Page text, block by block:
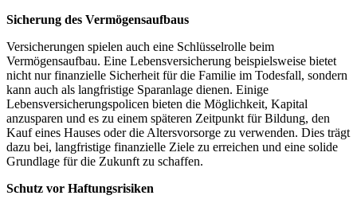
Sicherung des Vermögensaufbaus
Versicherungen spielen auch eine Schlüsselrolle beim
Vermögensaufbau. Eine Lebensversicherung beispielsweise bietet
nicht nur finanzielle Sicherheit für die Familie im Todesfall, sondern
kann auch als langfristige Sparanlage dienen. Einige
Lebensversicherungspolicen bieten die Möglichkeit, Kapital
anzusparen und es zu einem späteren Zeitpunkt für Bildung, den
Kauf eines Hauses oder die Altersvorsorge zu verwenden. Dies trägt
dazu bei, langfristige finanzielle Ziele zu erreichen und eine solide
Grundlage für die Zukunft zu schaffen.
Schutz vor Haftungsrisiken